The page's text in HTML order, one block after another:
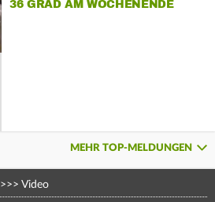
36 GRAD AM WOCHENENDE
MEHR TOP-MELDUNGEN
>>> Video